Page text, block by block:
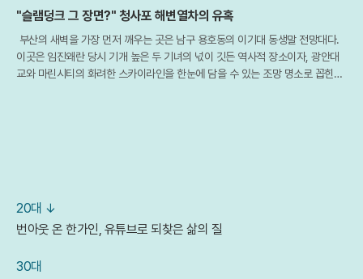
"슬램덩크 그 장면?" 청사포 해변열차의 유혹
부산의 새벽을 가장 먼저 깨우는 곳은 남구 용호동의 이기대 동생말 전망대다.
이곳은 임진왜란 당시 기개 높은 두 기녀의 넋이 깃든 역사적 장소이자, 광안대
교와 마린시티의 화려한 스카이라인을 한눈에 담을 수 있는 조망 명소로 꼽힌다.
20대 ↓
번아웃 온 한가인, 유튜브로 되찾은 삶의 질
30대